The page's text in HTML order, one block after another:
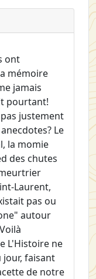
ont
mémoire
jamais
pourtant!
justement
Le
la momie
des chutes
Laurent,
pas ou
autour
L'Histoire ne
faisant
de notre